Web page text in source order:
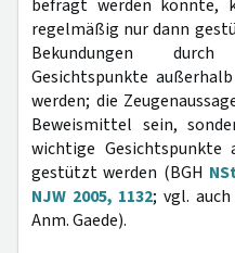
befragt werden konnte,
regelmäßig nur dann
Bekundungen
Gesichtspunkte
werden; die
Beweismittel sein,
wichtige Gesichtspunkte
gestützt werden (BGH
NJW 2005, 1132; vgl. auch
Anm. Gaede).